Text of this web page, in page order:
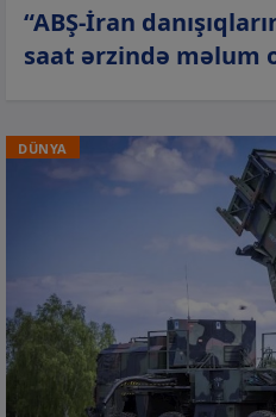
“ABŞ-İran
saat ərzində məlum
DÜNYA